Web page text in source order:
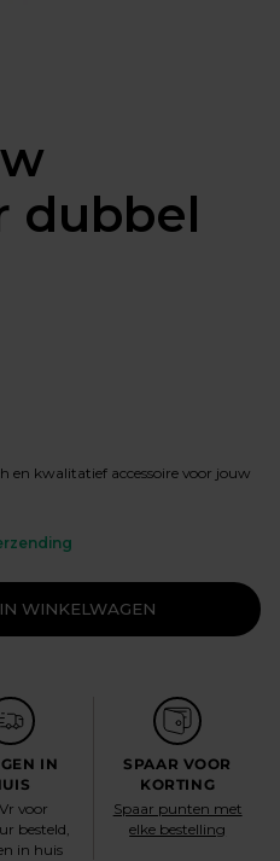
dubbel
en kwalitatief accessoire voor jouw
IN WINKELWAGEN
IN
voor
besteld,
in huis
SPAAR VOOR
KORTING
Spaar punten met
elke bestelling